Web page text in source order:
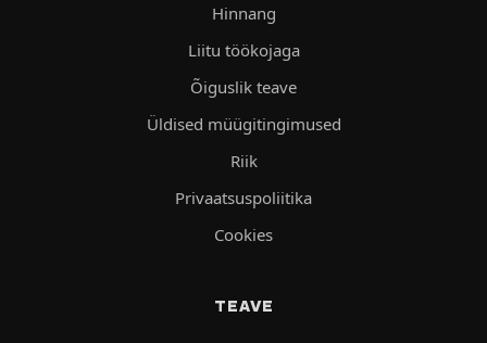
Hinnang
Liitu töökojaga
Õiguslik teave
Üldised müügitingimused
Riik
Privaatsuspoliitika
Cookies
TEAVE